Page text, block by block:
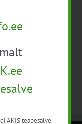
AKIS teabesalve